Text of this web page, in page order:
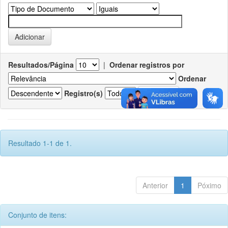
Resultados/Página | Ordenar registros por
Ordenar
Registro(s)
Resultado 1-1 de 1.
Anterior 1 Póximo
Conjunto de itens: